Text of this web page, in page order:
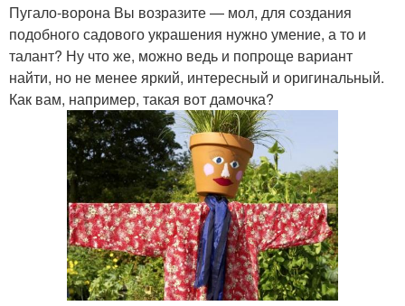
Пугало-ворона Вы возразите — мол, для создания
подобного садового украшения нужно умение, а то и
талант? Ну что же, можно ведь и попроще вариант
найти, но не менее яркий, интересный и оригинальный.
Как вам, например, такая вот дамочка?